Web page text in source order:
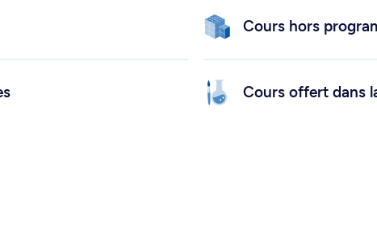
Cours hors
Cours offert dans